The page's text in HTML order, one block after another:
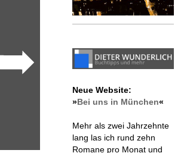
Neue Website:
»Bei uns in München«
Mehr als zwei Jahrzehnte
lang las ich rund zehn
Romane pro Monat und